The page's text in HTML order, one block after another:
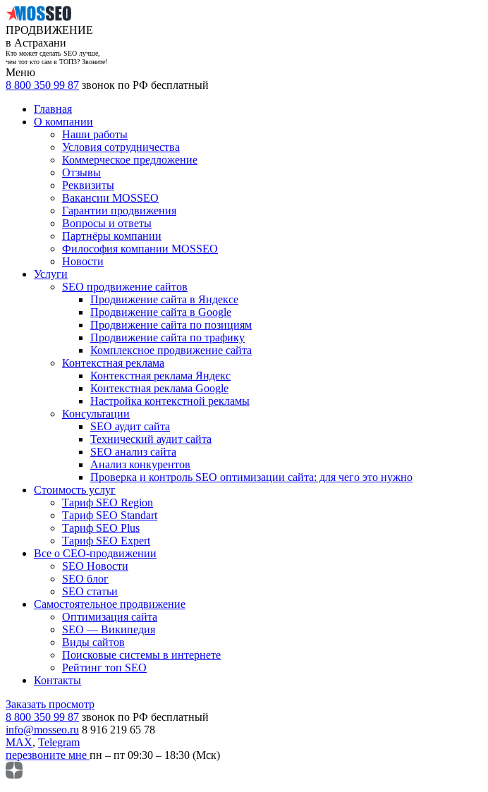
ПРОДВИЖЕНИЕ
в Астрахани
Кто может сделать SEO лучше,
чем тот кто сам в ТОП3? Звоните!
Меню
8 800 350 99 87 звонок по РФ бесплатный
Главная
О компании
Наши работы
Условия сотрудничества
Коммерческое предложение
Отзывы
Реквизиты
Вакансии MOSSEO
Гарантии продвижения
Вопросы и ответы
Партнёры компании
Философия компании MOSSEO
Новости
Услуги
SEO продвижение сайтов
Продвижение сайта в Яндексе
Продвижение сайта в Google
Продвижение сайта по позициям
Продвижение сайта по трафику
Комплексное продвижение сайта
Контекстная реклама
Контекстная реклама Яндекс
Контекстная реклама Google
Настройка контекстной рекламы
Консультации
SEO аудит сайта
Технический аудит сайта
SEO анализ сайта
Анализ конкурентов
Проверка и контроль SEO оптимизации сайта: для чего это нужно
Стоимость услуг
Тариф SEO Region
Тариф SEO Standart
Тариф SEO Plus
Тариф SEO Expert
Все о СЕО-продвижении
SEO Новости
SEO блог
SEO статьи
Самостоятельное продвижение
Оптимизация сайта
SEO — Википедия
Виды сайтов
Поисковые системы в интернете
Рейтинг топ SEO
Контакты
Заказать просмотр
8 800 350 99 87 звонок по РФ бесплатный
info@mosseo.ru 8 916 219 65 78
MAX, Telegram
перезвоните мне пн – пт 09:30 – 18:30 (Мск)